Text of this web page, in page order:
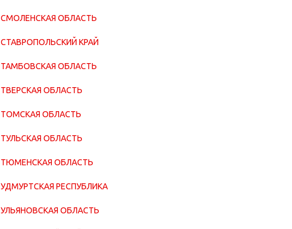
СМОЛЕНСКАЯ ОБЛАСТЬ
СТАВРОПОЛЬСКИЙ КРАЙ
ТАМБОВСКАЯ ОБЛАСТЬ
ТВЕРСКАЯ ОБЛАСТЬ
ТОМСКАЯ ОБЛАСТЬ
ТУЛЬСКАЯ ОБЛАСТЬ
ТЮМЕНСКАЯ ОБЛАСТЬ
УДМУРТСКАЯ РЕСПУБЛИКА
УЛЬЯНОВСКАЯ ОБЛАСТЬ